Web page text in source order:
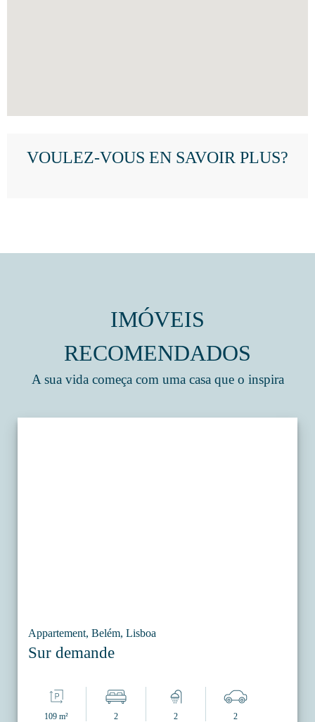
VOULEZ-VOUS EN SAVOIR PLUS?
IMÓVEIS
RECOMENDADOS
A sua vida começa com uma casa que o inspira
Appartement, Belém, Lisboa
Sur demande
109 m² 2 2 2